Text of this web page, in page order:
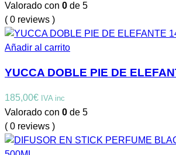
Valorado con 0 de 5
( 0 reviews )
Añadir al carrito
YUCCA DOBLE PIE DE
185,00€ IVA inc
Valorado con 0 de 5
( 0 reviews )